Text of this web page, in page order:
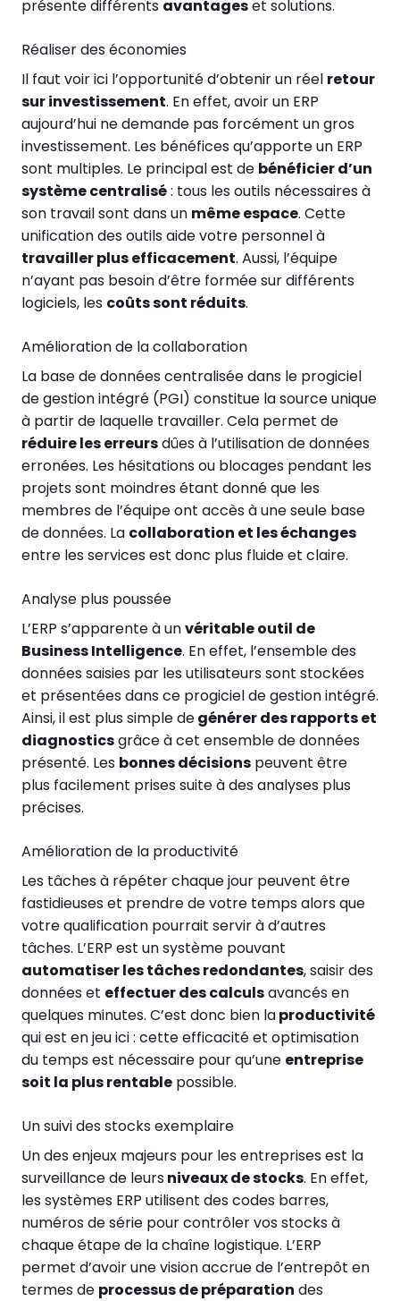
présente différents avantageset solutions.
Réaliser des économies
Il faut voir ici l’opportunité d’obtenir un réel retour
sur investissement. En effet, avoir un ERP
aujourd’hui ne demande pas forcément un gros
investissement. Les bénéfices qu’apporte un ERP
sont multiples. Le principal est de bénéficier d’un
système centralisé: tous les outils nécessaires à
son travail sont dans un même espace. Cette
unification des outils aide votre personnel à
travailler plus efficacement. Aussi, l’équipe
n’ayant pas besoin d’être formée sur différents
logiciels, les coûts sont réduits.
Amélioration de la collaboration
La base de données centralisée dans le progiciel
de gestion intégré (PGI) constitue la source unique
à partir de laquelle travailler. Cela permet de
réduire les erreursdûes à l’utilisation de données
erronées. Les hésitations ou blocages pendant les
projets sont moindres étant donné que les
membres de l’équipe ont accès à une seule base
de données. La collaboration et les échanges
entre les services est donc plus fluide et claire.
Analyse plus poussée
L’ERP s’apparente à unvéritable outil de
Business Intelligence. En effet, l’ensemble des
données saisies par les utilisateurs sont stockées
et présentées dans ce progiciel de gestion intégré.
Ainsi, il est plus simple degénérer des rapports et
diagnosticsgrâce à cet ensemble de données
présenté. Les bonnes décisions peuvent être
plus facilement prises suite à des analyses plus
précises.
Amélioration de la productivité
Les tâches à répéter chaque jour peuvent être
fastidieuses et prendre de votre temps alors que
votre qualification pourrait servir à d’autres
tâches. L’ERP est un système pouvant
automatiser les tâches redondantes, saisir des
données et effectuer des calculsavancés en
quelques minutes. C’est donc bien laproductivité
qui est en jeu ici : cette efficacité et optimisation
du temps est nécessaire pour qu’une entreprise
soit la plus rentable possible.
Un suivi des stocks exemplaire
Un des enjeux majeurs pour les entreprises est la
surveillance de leursniveaux de stocks. En effet,
les systèmes ERP utilisent des codes barres,
numéros de série pour contrôler vos stocks à
chaque étape de la chaîne logistique. L’ERP
permet d’avoir une vision accrue de l’entrepôt en
termes de processus de préparation des